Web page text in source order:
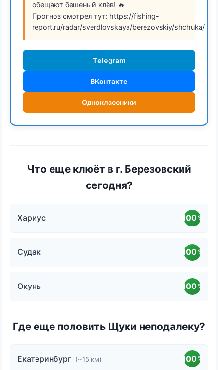
обещают бешеный клёв! 🔥
Прогноз смотрел тут: https://fishing-
report.ru/radar/sverdlovskaya/berezovskiy/shchuka/
Telegram
ВКонтакте
Одноклассники
Что еще клюёт в г. Березовский
сегодня?
Хариус 100 %
Судак 100 %
Окунь 100 %
Где еще половить Щуки неподалеку?
Екатеринбург (~15 км) 100 %